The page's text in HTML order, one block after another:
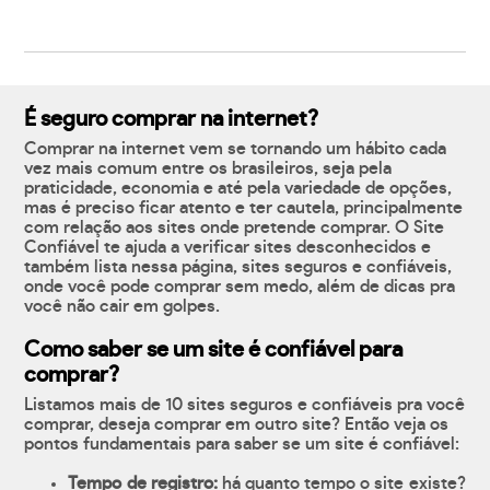
É seguro comprar na internet?
Comprar na internet vem se tornando um hábito cada
vez mais comum entre os brasileiros, seja pela
praticidade, economia e até pela variedade de opções,
mas é preciso ficar atento e ter cautela, principalmente
com relação aos sites onde pretende comprar. O Site
Confiável te ajuda a verificar sites desconhecidos e
também lista nessa página, sites seguros e confiáveis,
onde você pode comprar sem medo, além de dicas pra
você não cair em golpes.
Como saber se um site é confiável para
comprar?
Listamos mais de 10 sites seguros e confiáveis pra você
comprar, deseja comprar em outro site? Então veja os
pontos fundamentais para saber se um site é confiável:
Tempo de registro:há quanto tempo o site existe?